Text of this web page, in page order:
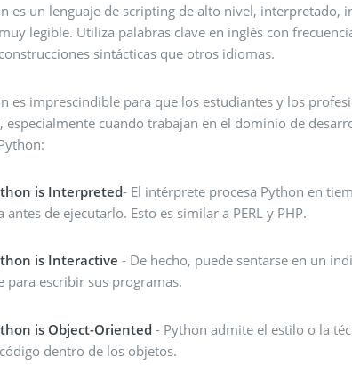
es un lenguaje de scripting de alto nivel,
legible. Utiliza palabras clave en inglés con
sintácticas que otros idiomas.
es imprescindible para que los estudiantes y los
especialmente cuando trabajan en el dominio de
is Interpreted- El intérprete procesa Python en
antes de ejecutarlo. Esto es similar a PERL y PHP.
is Interactive - De hecho, puede sentarse en un
para escribir sus programas.
is Object-Oriented - Python admite el estilo o la
dentro de los objetos.